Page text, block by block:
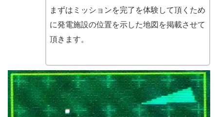
まずはミッションを完了を体験して頂くため
に発電施設の位置を示した地図を掲載させて
頂きます。